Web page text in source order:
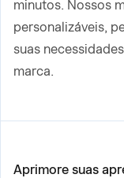
minutos. Nossos
personalizáveis,
suas
marca.
Aprimore suas